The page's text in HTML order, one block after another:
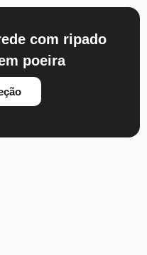
com ripado
poeira